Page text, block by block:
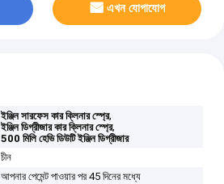
এখন যোগাযোগ
ইঞ্জিন সারফেস কার ক্লিনার স্প্রে,
ইঞ্জিন ডিগ্রীজার কার ক্লিনার স্প্রে,
500 মিলি হেভি ডিউটি ​​ইঞ্জিন ডিগ্রীজার
চীন
আপনার পেমেন্ট পাওয়ার পর 45 দিনের মধ্যে